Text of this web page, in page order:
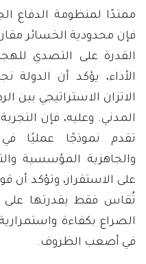
ممتدًا لمنظومة الدفاع
فإن محدودية الخسائر
القدرة على التصدي
الأداء، يؤكد أن
الاتزان الاستراتيجي بين
المدني. وعليه، فإن
تقدم نموذجًا عمليًا في
والجاهزية المؤسسية
على الاستقرار، وتؤكد أن
تُقاس فقط بقدرتها على
الصراع بكفاءة
في أصعب الظروف.